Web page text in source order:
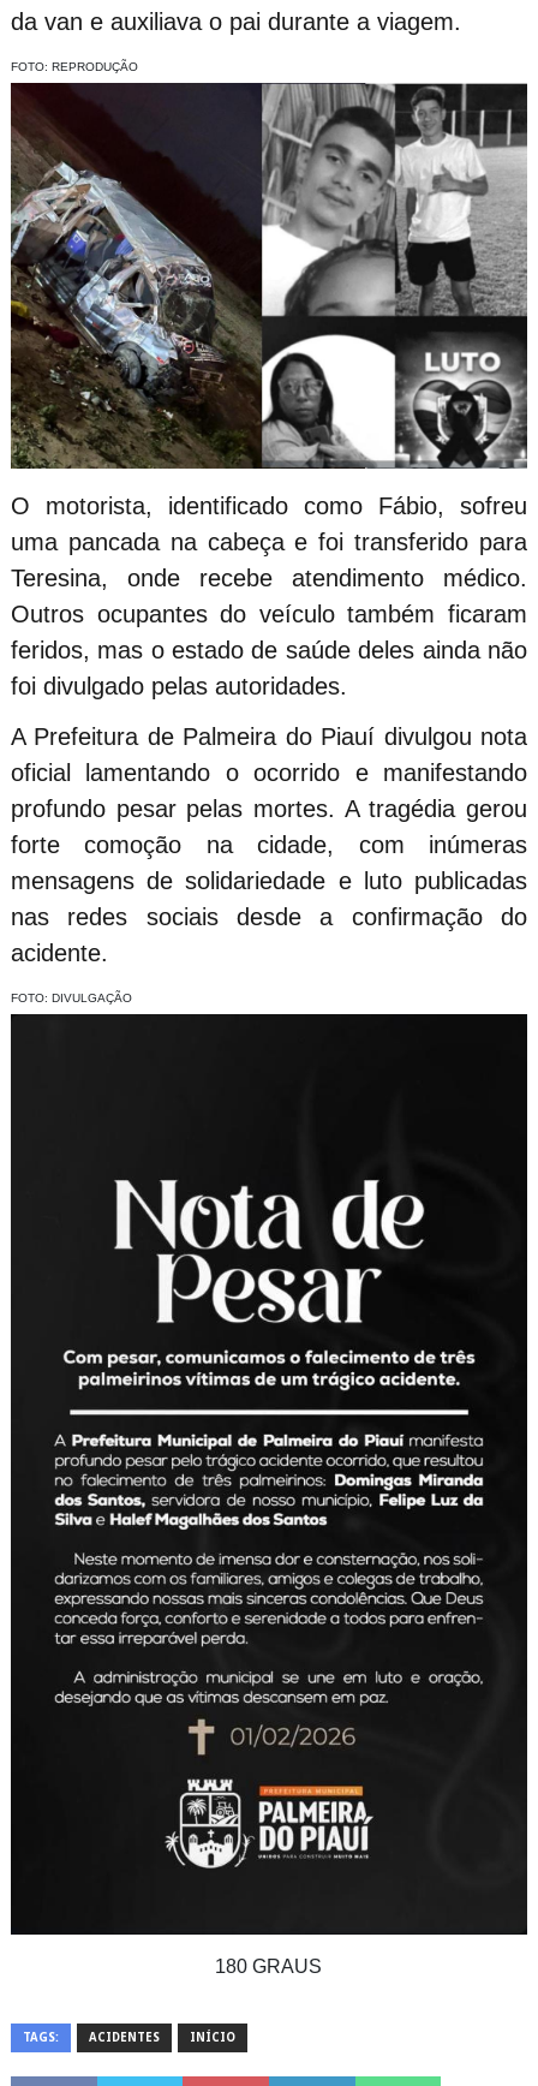
da van e auxiliava o pai durante a viagem.
FOTO: REPRODUÇÃO
O motorista, identificado como Fábio, sofreu
uma pancada na cabeça e foi transferido para
Teresina, onde recebe atendimento médico.
Outros ocupantes do veículo também ficaram
feridos, mas o estado de saúde deles ainda não
foi divulgado pelas autoridades.
A Prefeitura de Palmeira do Piauí divulgou nota
oficial lamentando o ocorrido e manifestando
profundo pesar pelas mortes. A tragédia gerou
forte comoção na cidade, com inúmeras
mensagens de solidariedade e luto publicadas
nas redes sociais desde a confirmação do
acidente.
FOTO: DIVULGAÇÃO
180 GRAUS
TAGS: ACIDENTES INÍCIO